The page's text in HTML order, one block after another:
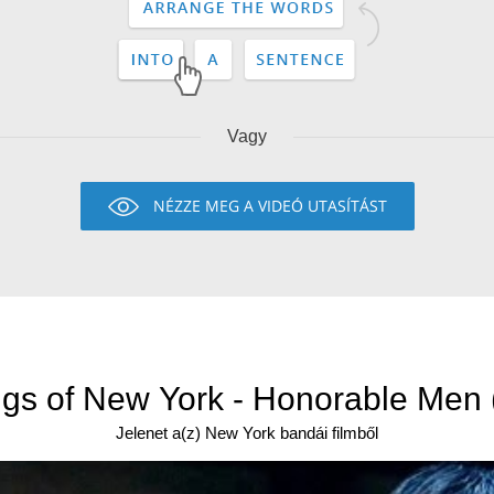
Vagy
NÉZZE MEG A VIDEÓ UTASÍTÁST
of New York - Honorable Men
Jelenet a(z) New York bandái filmből